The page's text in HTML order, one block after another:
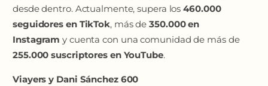
desde dentro. Actualmente, supera los460.000
seguidores en TikTok, más de350.000 en
Instagram y cuenta con una comunidad de más de
255.000 suscriptores en YouTube.
Viayers y Dani Sánchez 600